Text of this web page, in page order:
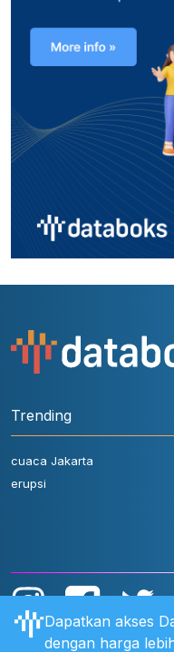
Trending
cuaca Jakarta
erupsi
Dapatkan akses
dengan harga